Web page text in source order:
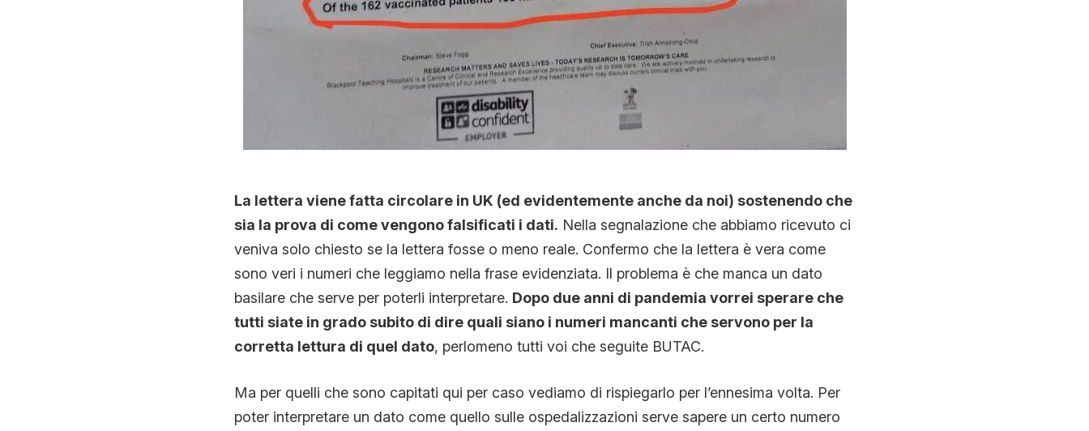
La lettera viene fatta circolare in UK (ed evidentemente anche da noi) sostenendo che
sia la prova di come vengono falsificati i dati. Nella segnalazione che abbiamo ricevuto ci
veniva solo chiesto se la lettera fosse o meno reale. Confermo che la lettera è vera come
sono veri i numeri che leggiamo nella frase evidenziata. Il problema è che manca un dato
basilare che serve per poterli interpretare. Dopo due anni di pandemia vorrei sperare che
tutti siate in grado subito di dire quali siano i numeri mancanti che servono per la
corretta lettura di quel dato, perlomeno tutti voi che seguite BUTAC.
Ma per quelli che sono capitati qui per caso vediamo di rispiegarlo per l’ennesima volta. Per
poter interpretare un dato come quello sulle ospedalizzazioni serve sapere un certo numero